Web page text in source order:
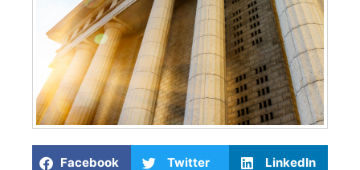
Facebook Twitter LinkedIn